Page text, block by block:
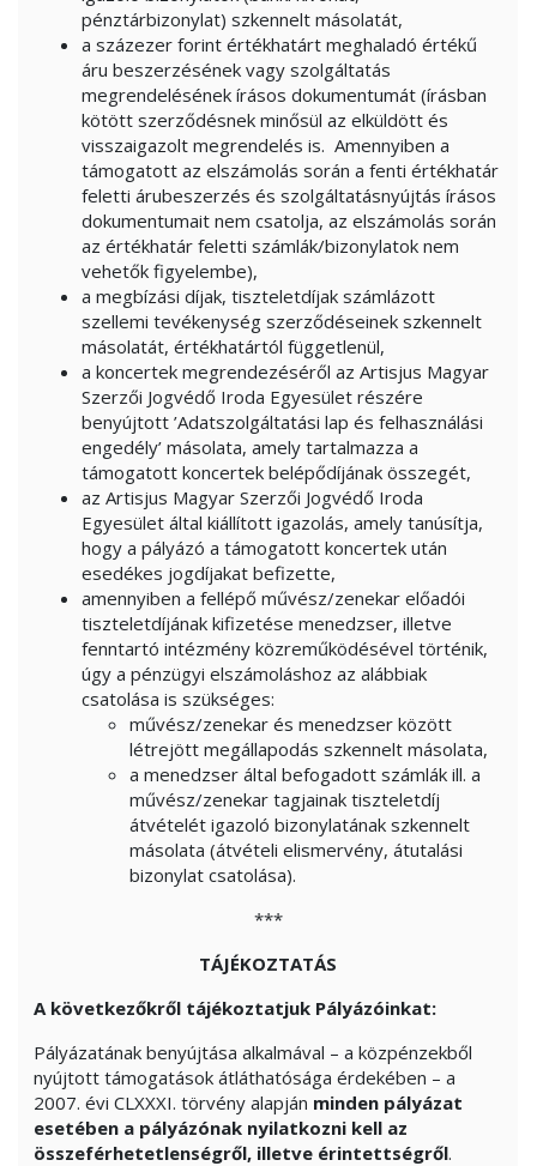
pénztárbizonylat) szkennelt másolatát,
a százezer forint értékhatárt meghaladó értékű
áru beszerzésének vagy szolgáltatás
megrendelésének írásos dokumentumát (írásban
kötött szerződésnek minősül az elküldött és
visszaigazolt megrendelés is. Amennyiben a
támogatott az elszámolás során a fenti értékhatár
feletti árubeszerzés és szolgáltatásnyújtás írásos
dokumentumait nem csatolja, az elszámolás során
az értékhatár feletti számlák/bizonylatok nem
vehetők figyelembe),
a megbízási díjak, tiszteletdíjak számlázott
szellemi tevékenység szerződéseinek szkennelt
másolatát, értékhatártól függetlenül,
a koncertek megrendezéséről az Artisjus Magyar
Szerzői Jogvédő Iroda Egyesület részére
benyújtott ’Adatszolgáltatási lap és felhasználási
engedély’ másolata, amely tartalmazza a
támogatott koncertek belépődíjának összegét,
az Artisjus Magyar Szerzői Jogvédő Iroda
Egyesület által kiállított igazolás, amely tanúsítja,
hogy a pályázó a támogatott koncertek után
esedékes jogdíjakat befizette,
amennyiben a fellépő művész/zenekar előadói
tiszteletdíjának kifizetése menedzser, illetve
fenntartó intézmény közreműködésével történik,
úgy a pénzügyi elszámoláshoz az alábbiak
csatolása is szükséges:
művész/zenekar és menedzser között
létrejött megállapodás szkennelt másolata,
a menedzser által befogadott számlák ill. a
művész/zenekar tagjainak tiszteletdíj
átvételét igazoló bizonylatának szkennelt
másolata (átvételi elismervény, átutalási
bizonylat csatolása).
***
TÁJÉKOZTATÁS
A következőkről tájékoztatjuk Pályázóinkat:
Pályázatának benyújtása alkalmával – a közpénzekből
nyújtott támogatások átláthatósága érdekében – a
2007. évi CLXXXI. törvény alapján minden pályázat
esetében a pályázónak nyilatkozni kell az
összeférhetetlenségről, illetve érintettségről.